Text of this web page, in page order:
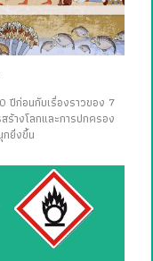
ปีก่อนกับเรื่องราวของ 7
ร้างโลกและการปกครอง
กยิ่งขึ้น